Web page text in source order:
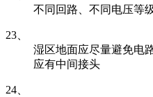
不同回路、不同电压等
23、
湿区地面应尽量避免电
应有中间接头
24、